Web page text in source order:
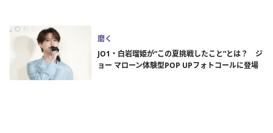
磨く
JO1・白岩瑠姫が“この夏挑戦したこと”とは？ ジ
ョー マローン体験型POP UPフォトコールに登場